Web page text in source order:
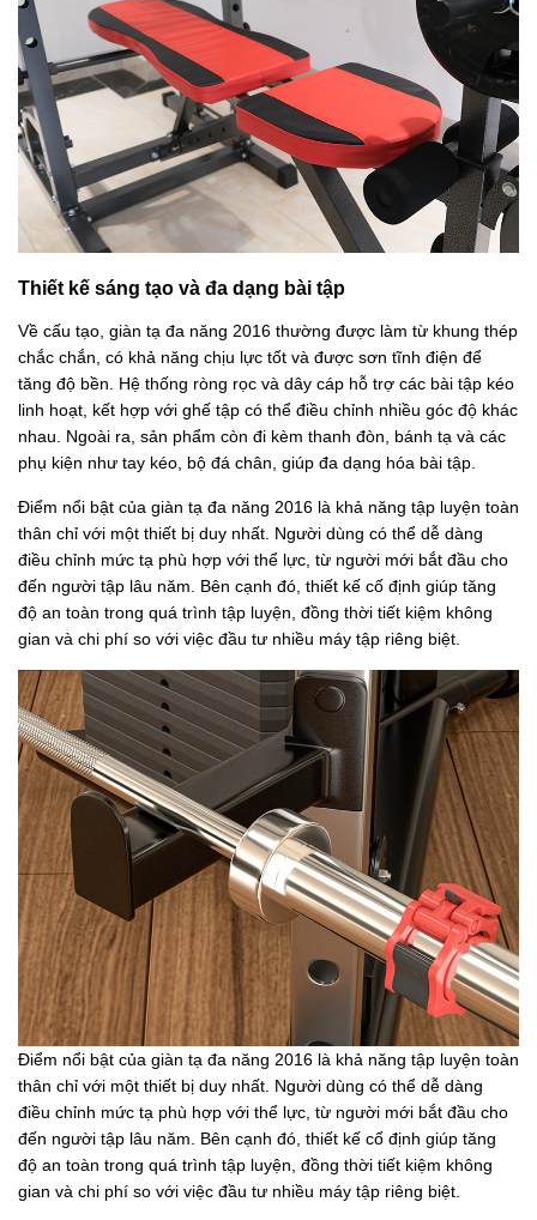
Thiết kế sáng tạo và đa dạng bài tập
Về cấu tạo, giàn tạ đa năng 2016 thường được làm từ khung thép
chắc chắn, có khả năng chịu lực tốt và được sơn tĩnh điện để
tăng độ bền. Hệ thống ròng rọc và dây cáp hỗ trợ các bài tập kéo
linh hoạt, kết hợp với ghế tập có thể điều chỉnh nhiều góc độ khác
nhau. Ngoài ra, sản phẩm còn đi kèm thanh đòn, bánh tạ và các
phụ kiện như tay kéo, bộ đá chân, giúp đa dạng hóa bài tập.
Điểm nổi bật của giàn tạ đa năng 2016 là khả năng tập luyện toàn
thân chỉ với một thiết bị duy nhất. Người dùng có thể dễ dàng
điều chỉnh mức tạ phù hợp với thể lực, từ người mới bắt đầu cho
đến người tập lâu năm. Bên cạnh đó, thiết kế cố định giúp tăng
độ an toàn trong quá trình tập luyện, đồng thời tiết kiệm không
gian và chi phí so với việc đầu tư nhiều máy tập riêng biệt.
Điểm nổi bật của giàn tạ đa năng 2016 là khả năng tập luyện toàn
thân chỉ với một thiết bị duy nhất. Người dùng có thể dễ dàng
điều chỉnh mức tạ phù hợp với thể lực, từ người mới bắt đầu cho
đến người tập lâu năm. Bên cạnh đó, thiết kế cố định giúp tăng
độ an toàn trong quá trình tập luyện, đồng thời tiết kiệm không
gian và chi phí so với việc đầu tư nhiều máy tập riêng biệt.